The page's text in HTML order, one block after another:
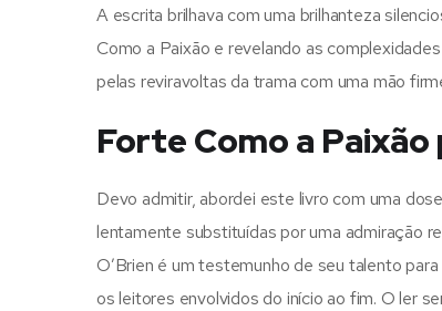
A escrita brilhava com uma brilhanteza
Como a Paixão e revelando as
pelas reviravoltas da trama com uma mão
Forte Como a
Devo admitir, abordei este livro com uma
lentamente substituídas por uma admiração
O’Brien é um testemunho de seu talento
os leitores envolvidos do início ao fim. O ler